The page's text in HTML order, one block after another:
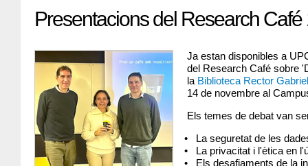
Presentacions del Research Café
Ja estan disponibles a
del Research Café sobre
la Biblioteca Rector
14 de novembre al
Els temes de debat van
La seguretat de les
La privacitat i l'ètica en
Els desafiaments de la